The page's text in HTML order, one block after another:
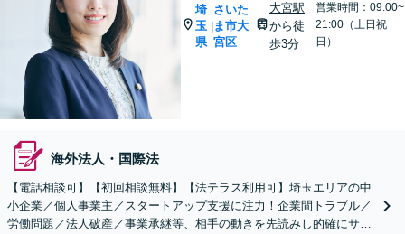
埼
玉
県
|
さいた
ま市大
宮区
大宮駅
から徒
歩3分
営業時間：09:00~
21:00（土日祝
日）
海外法人・国際法
【電話相談可】【初回相談無料】【法テラス利用可】埼玉エリアの中
小企業／個人事業主／スタートアップ支援に注力！企業間トラブル／
労働問題／法人破産／事業承継等、相手の動きを先読みし的確にサポ